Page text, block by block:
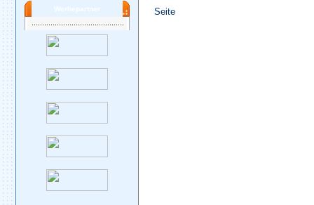
Werbepartner Seite